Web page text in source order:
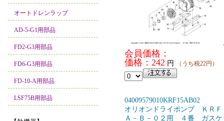
オートドレンラップ
AD-5-G1用部品
FD2-G3用部品
FD6-G3用部品
FD-10-A用部品
LSF75B用部品
会員価格：
価格：242 円 （うち税22円）
04009579010KRF15AB02
オリオンドライポンプ ＫＲＦ
Ａ－Ｂ－０２用 ４番 ガスケ